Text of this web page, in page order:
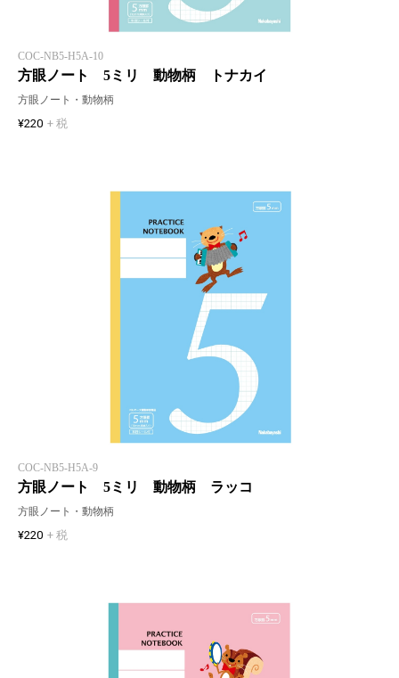
COC-NB5-H5A-10
方眼ノート 5ミリ 動物柄 トナカイ
方眼ノート・動物柄
¥220 + 税
COC-NB5-H5A-9
方眼ノート 5ミリ 動物柄 ラッコ
方眼ノート・動物柄
¥220 + 税